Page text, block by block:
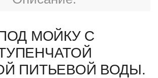
МОЙКУ С
ПИТЬЕВОЙ ВОДЫ.